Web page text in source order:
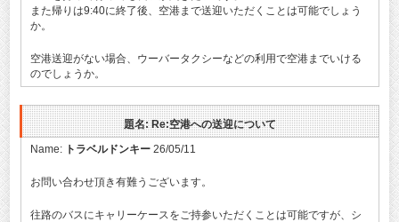
また帰りは9:40に終了後、空港まで送迎いただくことは可能でしょう
か。
空港送迎がない場合、ウーバータクシーなどの利用で空港までいける
のでしょうか。
題名: Re:空港への送迎について
Name:
トラベルドンキー26/05/11
お問い合わせ頂き有難うございます。
往路のバスにキャリーケースをご持参いただくことは可能ですが、シ